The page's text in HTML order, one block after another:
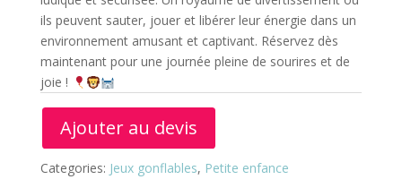
ils peuvent sauter, jouer et libérer leur énergie dans un
environnement amusant et captivant. Réservez dès
maintenant pour une journée pleine de sourires et de
joie !
Ajouter au devis
Categories: Jeux gonflables, Petite enfance